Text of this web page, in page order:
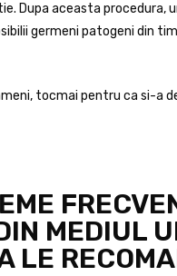
Dupa aceasta procedura,
germeni patogeni din
tocmai pentru ca si-a
MEDIUL
LE